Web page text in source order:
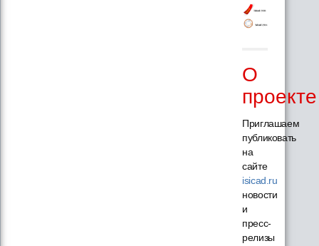
О
проекте
Приглашаем
публиковать
на
сайте
isicad.ru
новости
и
пресс-
релизы